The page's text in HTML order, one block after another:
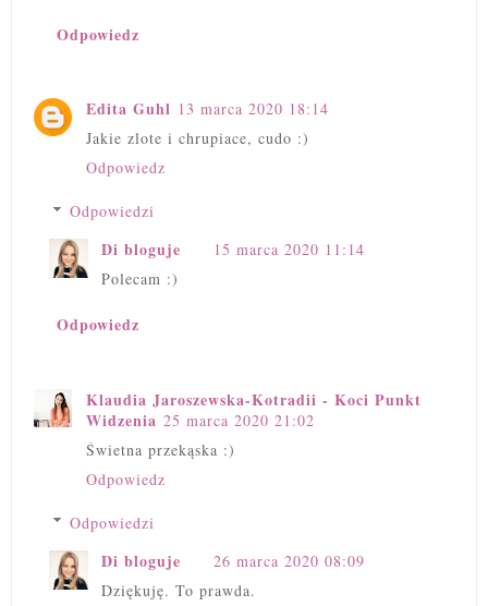
Odpowiedz
Edita Guhl 13 marca 2020 18:14
Jakie zlote i chrupiace, cudo :)
Odpowiedz
Odpowiedzi
Di bloguje
15 marca 2020 11:14
Polecam :)
Odpowiedz
Klaudia Jaroszewska-Kotradii - Koci Punkt
Widzenia 25 marca 2020 21:02
Świetna przekąska :)
Odpowiedz
Odpowiedzi
Di bloguje
26 marca 2020 08:09
Dziękuję. To prawda.